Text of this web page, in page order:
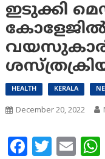
ഇടുക്കി
കോളേജില്‍
HEALTH KERALA
December 20, 2022